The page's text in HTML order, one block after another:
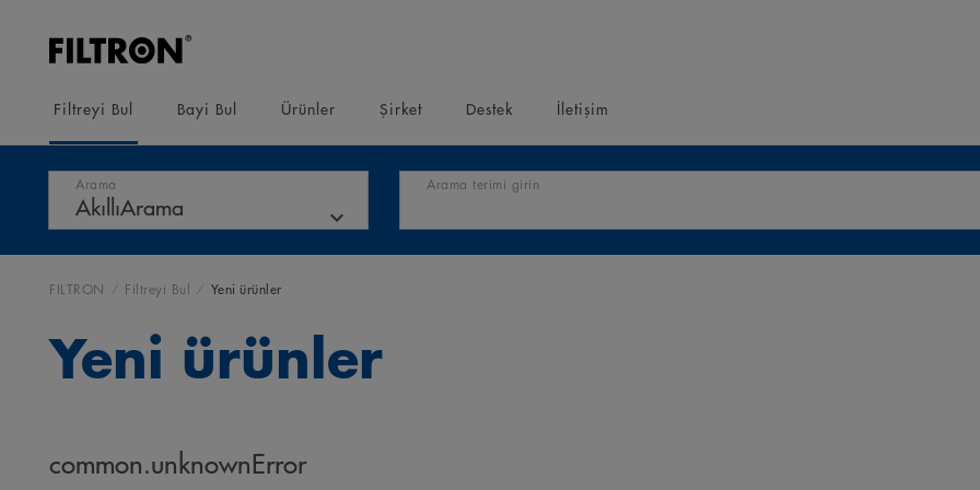
Filtreyi Bul Bayi Bul Ürünler Şirket Destek İletişim
Arama Arama terimi girin
FILTRON Filtreyi Bul Yeni ürünler
Yeni ürünler
common.unknownError